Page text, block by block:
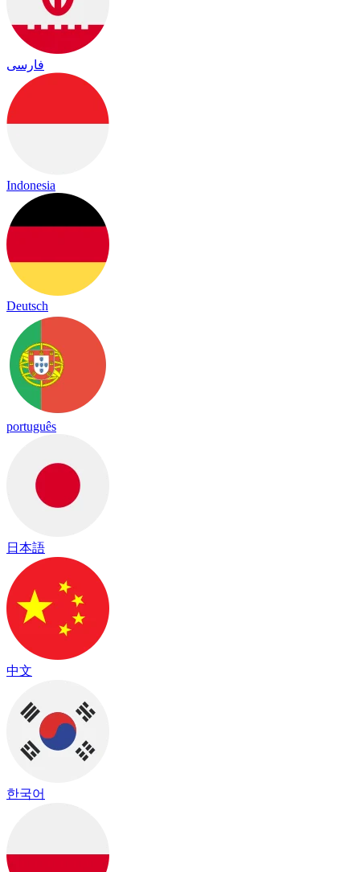
فارسی
Indonesia
Deutsch
português
日本語
中文
한국어